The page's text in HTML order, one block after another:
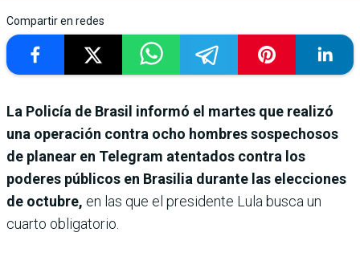
Compartir en redes
La Policía de Brasil informó el martes que realizó
una operación contra ocho hombres sospechosos
de planear en Telegram atentados contra los
poderes públicos en Brasilia durante las elecciones
de octubre, en las que el presidente Lula busca un
cuarto obligatorio.